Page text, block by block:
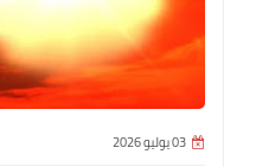
03 يوليو 2026